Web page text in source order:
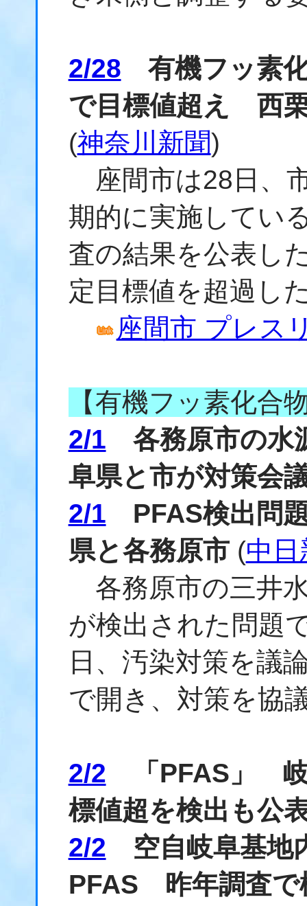
2/28 有機フッ素
で目標値超え 西
(神奈川新聞)
座間市は28日、
期的に実施してい
査の結果を公表し
定目標値を超過し
座間市 プレス
【有機フッ素化合
2/1 各務原市の水
阜県と市が対策会
2/1 PFAS検出問
県と各務原市(中日
各務原市の三井
が検出された問題
日、汚染対策を議
で開き、対策を協
2/2 「PFAS」
標値超を検出も公
2/2 空自岐阜基地
PFAS 昨年調査で